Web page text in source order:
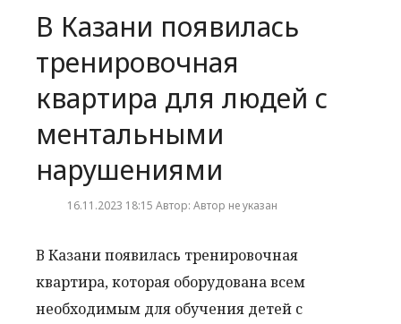
Городские события
В Казани появилась
тренировочная
квартира для людей с
ментальными
нарушениями
16.11.2023 18:15 Автор: Автор не указан
В Казани появилась тренировочная
квартира, которая оборудована всем
необходимым для обучения детей с